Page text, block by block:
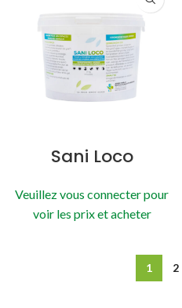
Sani Loco
Veuillez vous connecter pour
voir les prix et acheter
1 2